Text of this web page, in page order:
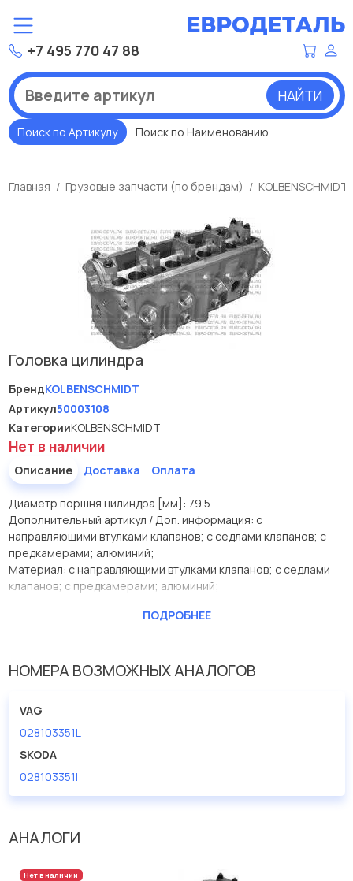
+7 495 770 47 88
НАЙТИ
Поиск по Артикулу Поиск по Наименованию
Главная Грузовые запчасти (по брендам) KOLBENSCHMIDT
Головка цилиндра
БрендKOLBENSCHMIDT
Артикул50003108
КатегорииKOLBENSCHMIDT
Нет в наличии
Описание Доставка Оплата
Диаметр поршня цилиндра [мм]: 79.5
Дополнительный артикул / Доп. информация: с
направляющими втулками клапанов; с седлами клапанов; с
предкамерами; алюминий;
Материал: с направляющими втулками клапанов; с седлами
клапанов; с предкамерами; алюминий;
KOLBENSCHMIDT
Дополнительный артикул /
с направляющими
ПОДРОБНЕЕ
НОМЕРА ВОЗМОЖНЫХ АНАЛОГОВ
VAG
028103351L
SKODA
028103351l
АНАЛОГИ
Нет в наличии